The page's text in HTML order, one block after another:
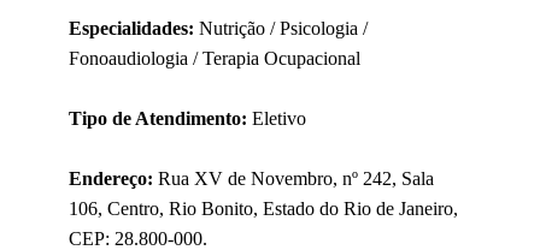
Especialidades: Nutrição / Psicologia /
Fonoaudiologia / Terapia Ocupacional
Tipo de Atendimento: Eletivo
Endereço: Rua XV de Novembro, nº 242, Sala
106, Centro, Rio Bonito, Estado do Rio de Janeiro,
CEP: 28.800-000.